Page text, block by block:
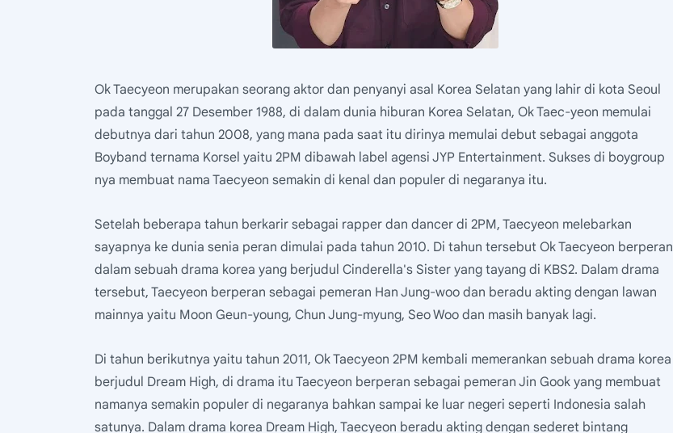
Ok Taecyeon merupakan seorang aktor dan penyanyi asal Korea Selatan yang lahir di kota Seoul
pada tanggal 27 Desember 1988, di dalam dunia hiburan Korea Selatan, Ok Taec-yeon memulai
debutnya dari tahun 2008, yang mana pada saat itu dirinya memulai debut sebagai anggota
Boyband ternama Korsel yaitu 2PM dibawah label agensi JYP Entertainment. Sukses di boygroup
nya membuat nama Taecyeon semakin di kenal dan populer di negaranya itu.
Setelah beberapa tahun berkarir sebagai rapper dan dancer di 2PM, Taecyeon melebarkan
sayapnya ke dunia senia peran dimulai pada tahun 2010. Di tahun tersebut Ok Taecyeon berperan
dalam sebuah drama korea yang berjudul Cinderella's Sister yang tayang di KBS2. Dalam drama
tersebut, Taecyeon berperan sebagai pemeran Han Jung-woo dan beradu akting dengan lawan
mainnya yaitu Moon Geun-young, Chun Jung-myung, Seo Woo dan masih banyak lagi.
Di tahun berikutnya yaitu tahun 2011, Ok Taecyeon 2PM kembali memerankan sebuah drama korea
berjudul Dream High, di drama itu Taecyeon berperan sebagai pemeran Jin Gook yang membuat
namanya semakin populer di negaranya bahkan sampai ke luar negeri seperti Indonesia salah
satunya. Dalam drama korea Dream High, Taecyeon beradu akting dengan sederet bintang